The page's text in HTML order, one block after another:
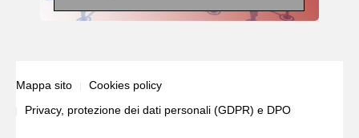
Mappa sito
Cookies policy
Privacy, protezione dei dati personali (GDPR) e DPO